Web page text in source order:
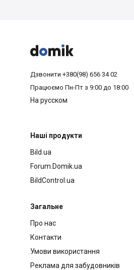



Дзвонити +380(98) 656 34 02
Працюємо Пн-Пт з 9:00 до 18:00
На русском
Наші продукти
Bild.ua
Forum.Domik.ua
BildControl.ua
Загальне
Про нас
Контакти
Умови використання
Реклама для забудовників